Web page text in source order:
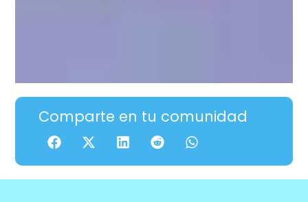
Comparte en tu comunidad